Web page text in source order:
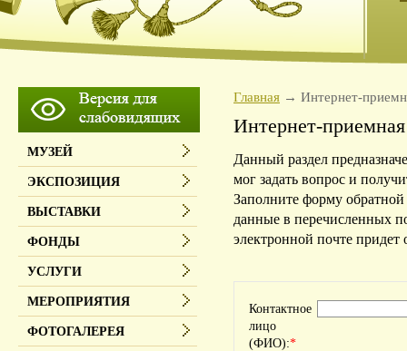
Главная Интернет-
Интернет-приемная
Данный раздел
мог задать вопрос и
Заполните форму обратной
данные в перечисленных
электронной почте придет
Контактное
лицо
(ФИО):*
МУЗЕЙ
ЭКСПОЗИЦИЯ
ВЫСТАВКИ
ФОНДЫ
УСЛУГИ
МЕРОПРИЯТИЯ
ФОТОГАЛЕРЕЯ